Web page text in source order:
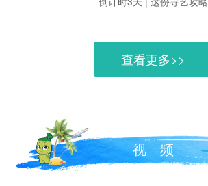
查看更多>>
视 频